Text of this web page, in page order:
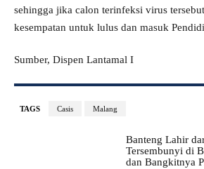
sehingga jika calon terinfeksi virus
kesempatan untuk lulus dan masuk
Sumber, Dispen Lantamal I
TAGS Casis Malang
Banteng Lahir
Tersembunyi di
dan Bangkitnya